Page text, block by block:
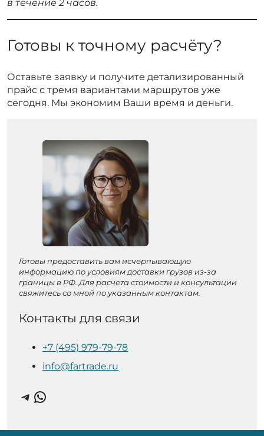
в течение 2 часов.
Готовы к точному расчёту?
Оставьте заявку и получите детализированный
прайс с тремя вариантами маршрутов уже
сегодня. Мы экономим Ваши время и деньги.
Готовы предоставить вам исчерпывающую
информацию по условиям доставки грузов из-за
границы в РФ. Для расчета стоимости и консультации
свяжитесь со мной по указанным контактам.
Контакты для связи
+7 (495) 979-79-78
info@fartrade.ru
Telegram WhatsApp